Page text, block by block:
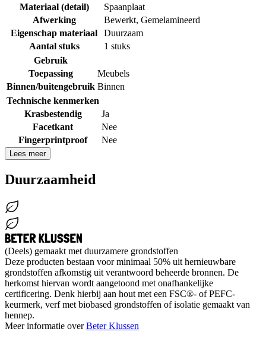
Materiaal (detail)
Spaanplaat
Afwerking
Bewerkt, Gemelamineerd
Eigenschap materiaal
Duurzaam
Aantal stuks
1 stuks
Gebruik
Toepassing
Meubels
Binnen/buitengebruik Binnen
Technische kenmerken
Krasbestendig
Ja
Facetkant
Nee
Fingerprintproof
Nee
Lees meer
Duurzaamheid
(Deels) gemaakt met duurzamere grondstoffen
Deze producten bestaan voor minimaal 50% uit hernieuwbare
grondstoffen afkomstig uit verantwoord beheerde bronnen. De
herkomst hiervan wordt aangetoond met onafhankelijke
certificering. Denk hierbij aan hout met een FSC®- of PEFC-
keurmerk, verf met biobased grondstoffen of isolatie gemaakt van
hennep.
Meer informatie overBeter Klussen